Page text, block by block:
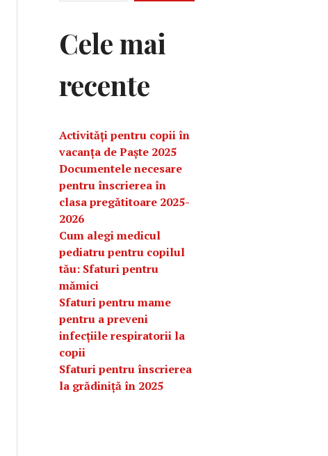
Cele mai
recente
Activități pentru copii în
vacanța de Paște 2025
Documentele necesare
pentru înscrierea în
clasa pregătitoare 2025-
2026
Cum alegi medicul
pediatru pentru copilul
tău: Sfaturi pentru
mămici
Sfaturi pentru mame
pentru a preveni
infecțiile respiratorii la
copii
Sfaturi pentru înscrierea
la grădiniță în 2025